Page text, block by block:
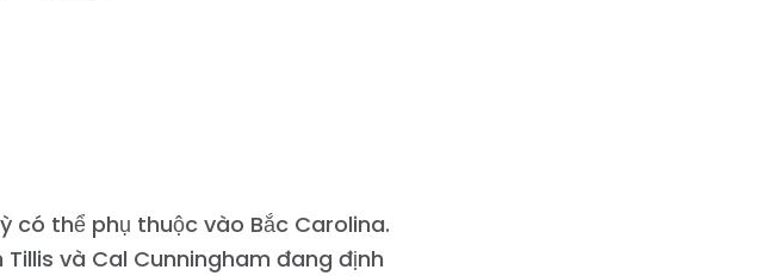
có thể phụ thuộc vào Bắc Carolina.
và Cal Cunningham đang định